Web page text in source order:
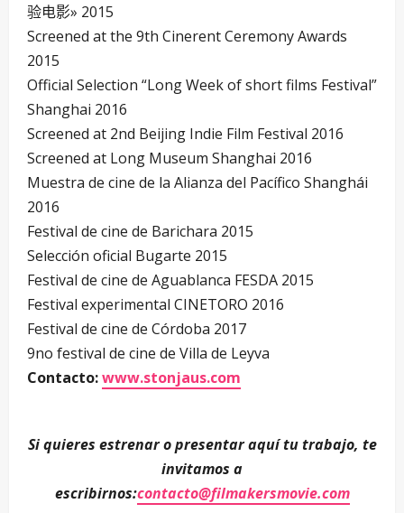
验电影» 2015
Screened at the 9th Cinerent Ceremony Awards
2015
Official Selection “Long Week of short films Festival”
Shanghai 2016
Screened at 2nd Beijing Indie Film Festival 2016
Screened at Long Museum Shanghai 2016
Muestra de cine de la Alianza del Pacífico Shanghái
2016
Festival de cine de Barichara 2015
Selección oficial Bugarte 2015
Festival de cine de Aguablanca FESDA 2015
Festival experimental CINETORO 2016
Festival de cine de Córdoba 2017
9no festival de cine de Villa de Leyva
Contacto:www.stonjaus.com
Si quieres estrenar o presentar aquí tu trabajo, te
invitamos a
escribirnos:contacto@filmakersmovie.com